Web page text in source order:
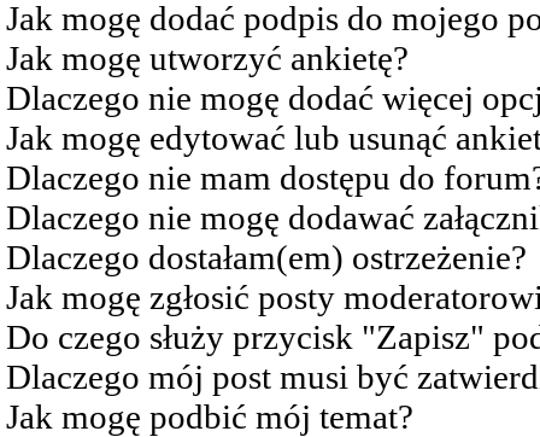
Jak mogę dodać podpis do mojego
Jak mogę utworzyć ankietę?
Dlaczego nie mogę dodać więcej
Jak mogę edytować lub usunąć
Dlaczego nie mam dostępu do
Dlaczego nie mogę dodawać
Dlaczego dostałam(em) ostrzeżenie?
Jak mogę zgłosić posty
Do czego służy przycisk "Zapisz"
Dlaczego mój post musi być
Jak mogę podbić mój temat?